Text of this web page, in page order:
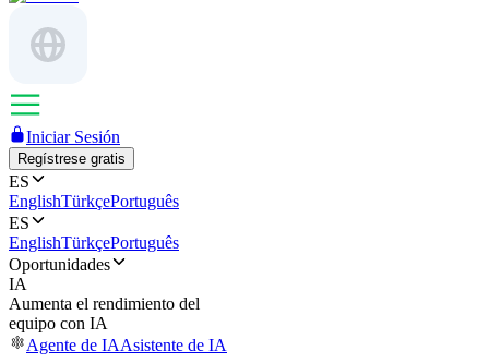
Iniciar Sesión
Regístrese gratis
ES
EnglishTürkçePortuguês
ES
EnglishTürkçePortuguês
Oportunidades
IA
Aumenta el rendimiento del
equipo con IA
Agente de IAAsistente de IA